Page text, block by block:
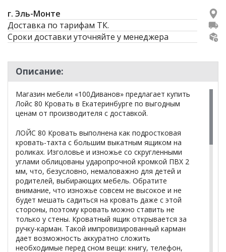
г. Эль-Монте
Доставка по тарифам ТК.
Сроки доставки уточняйте у менеджера
Описание:
Магазин мебели «100Диванов» предлагает купить
Лойс 80 Кровать в Екатеринбурге по выгодным
ценам от производителя с доставкой.
ЛОЙС 80 Кровать выполнена как подростковая
кровать-тахта с большим выкатным ящиком на
роликах. Изголовье и изножье со скругленными
углами облицованы ударопрочной кромкой ПВХ 2
мм, что, безусловно, немаловажно для детей и
родителей, выбирающих мебель. Обратите
внимание, что изножье совсем не высокое и не
будет мешать садиться на кровать даже с этой
стороны, поэтому кровать можно ставить не
только у стены. Кроватный ящик открывается за
ручку-карман. Такой импровизированный карман
дает возможность аккуратно сложить
необходимые перед сном вещи: книгу, телефон,